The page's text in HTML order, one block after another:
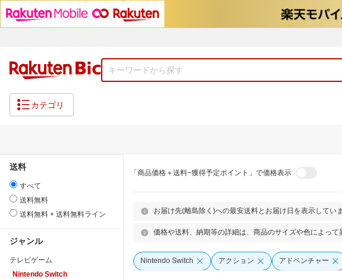
カテゴリ
送料
すべて
送料無料
送料無料 + 送料無料ライン
ジャンル
テレビゲーム
Nintendo Switch
「商品価格＋送料−獲得予定ポイント」で価格表示
お届け先(離島除く)への最安送料とお届け日を表示してい
価格や送料、納期等の詳細は、商品のサイズや色によって
Nintendo Switch アクション アドベンチャー